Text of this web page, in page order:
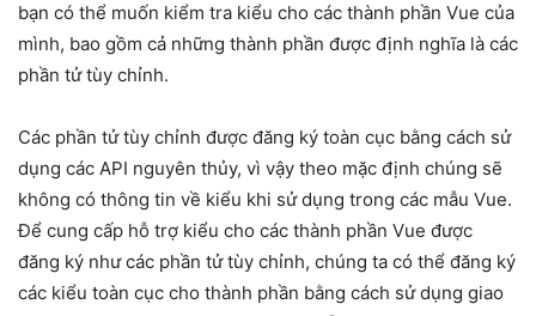
bạn có thể muốn kiểm tra kiểu cho các thành phần Vue của
mình, bao gồm cả những thành phần được định nghĩa là các
phần tử tùy chỉnh.
Các phần tử tùy chỉnh được đăng ký toàn cục bằng cách sử
dụng các API nguyên thủy, vì vậy theo mặc định chúng sẽ
không có thông tin về kiểu khi sử dụng trong các mẫu Vue.
Để cung cấp hỗ trợ kiểu cho các thành phần Vue được
đăng ký như các phần tử tùy chỉnh, chúng ta có thể đăng ký
các kiểu toàn cục cho thành phần bằng cách sử dụng giao